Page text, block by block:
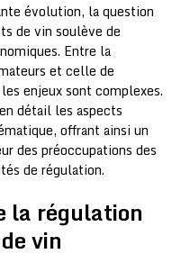
évolution, la question
de vin soulève de
Entre la
et celle de
enjeux sont complexes.
détail les aspects
offrant ainsi un
des préoccupations des
de régulation.
la régulation
vin